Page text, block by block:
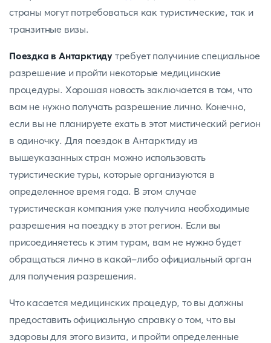
страны могут потребоваться как туристические, так и
транзитные визы.
Поездка в Антарктиду требует получиние специальное
разрешение и пройти некоторые медицинские
процедуры. Хорошая новость заключается в том, что
вам не нужно получать разрешение лично. Конечно,
если вы не планируете ехать в этот мистический регион
в одиночку. Для поездок в Антарктиду из
вышеуказанных стран можно использовать
туристические туры, которые организуются в
определенное время года. В этом случае
туристическая компания уже получила необходимые
разрешения на поездку в этот регион. Если вы
присоединяетесь к этим турам, вам не нужно будет
обращаться лично в какой-либо официальный орган
для получения разрешения.
Что касается медицинских процедур, то вы должны
предоставить официальную справку о том, что вы
здоровы для этого визита, и пройти определенные